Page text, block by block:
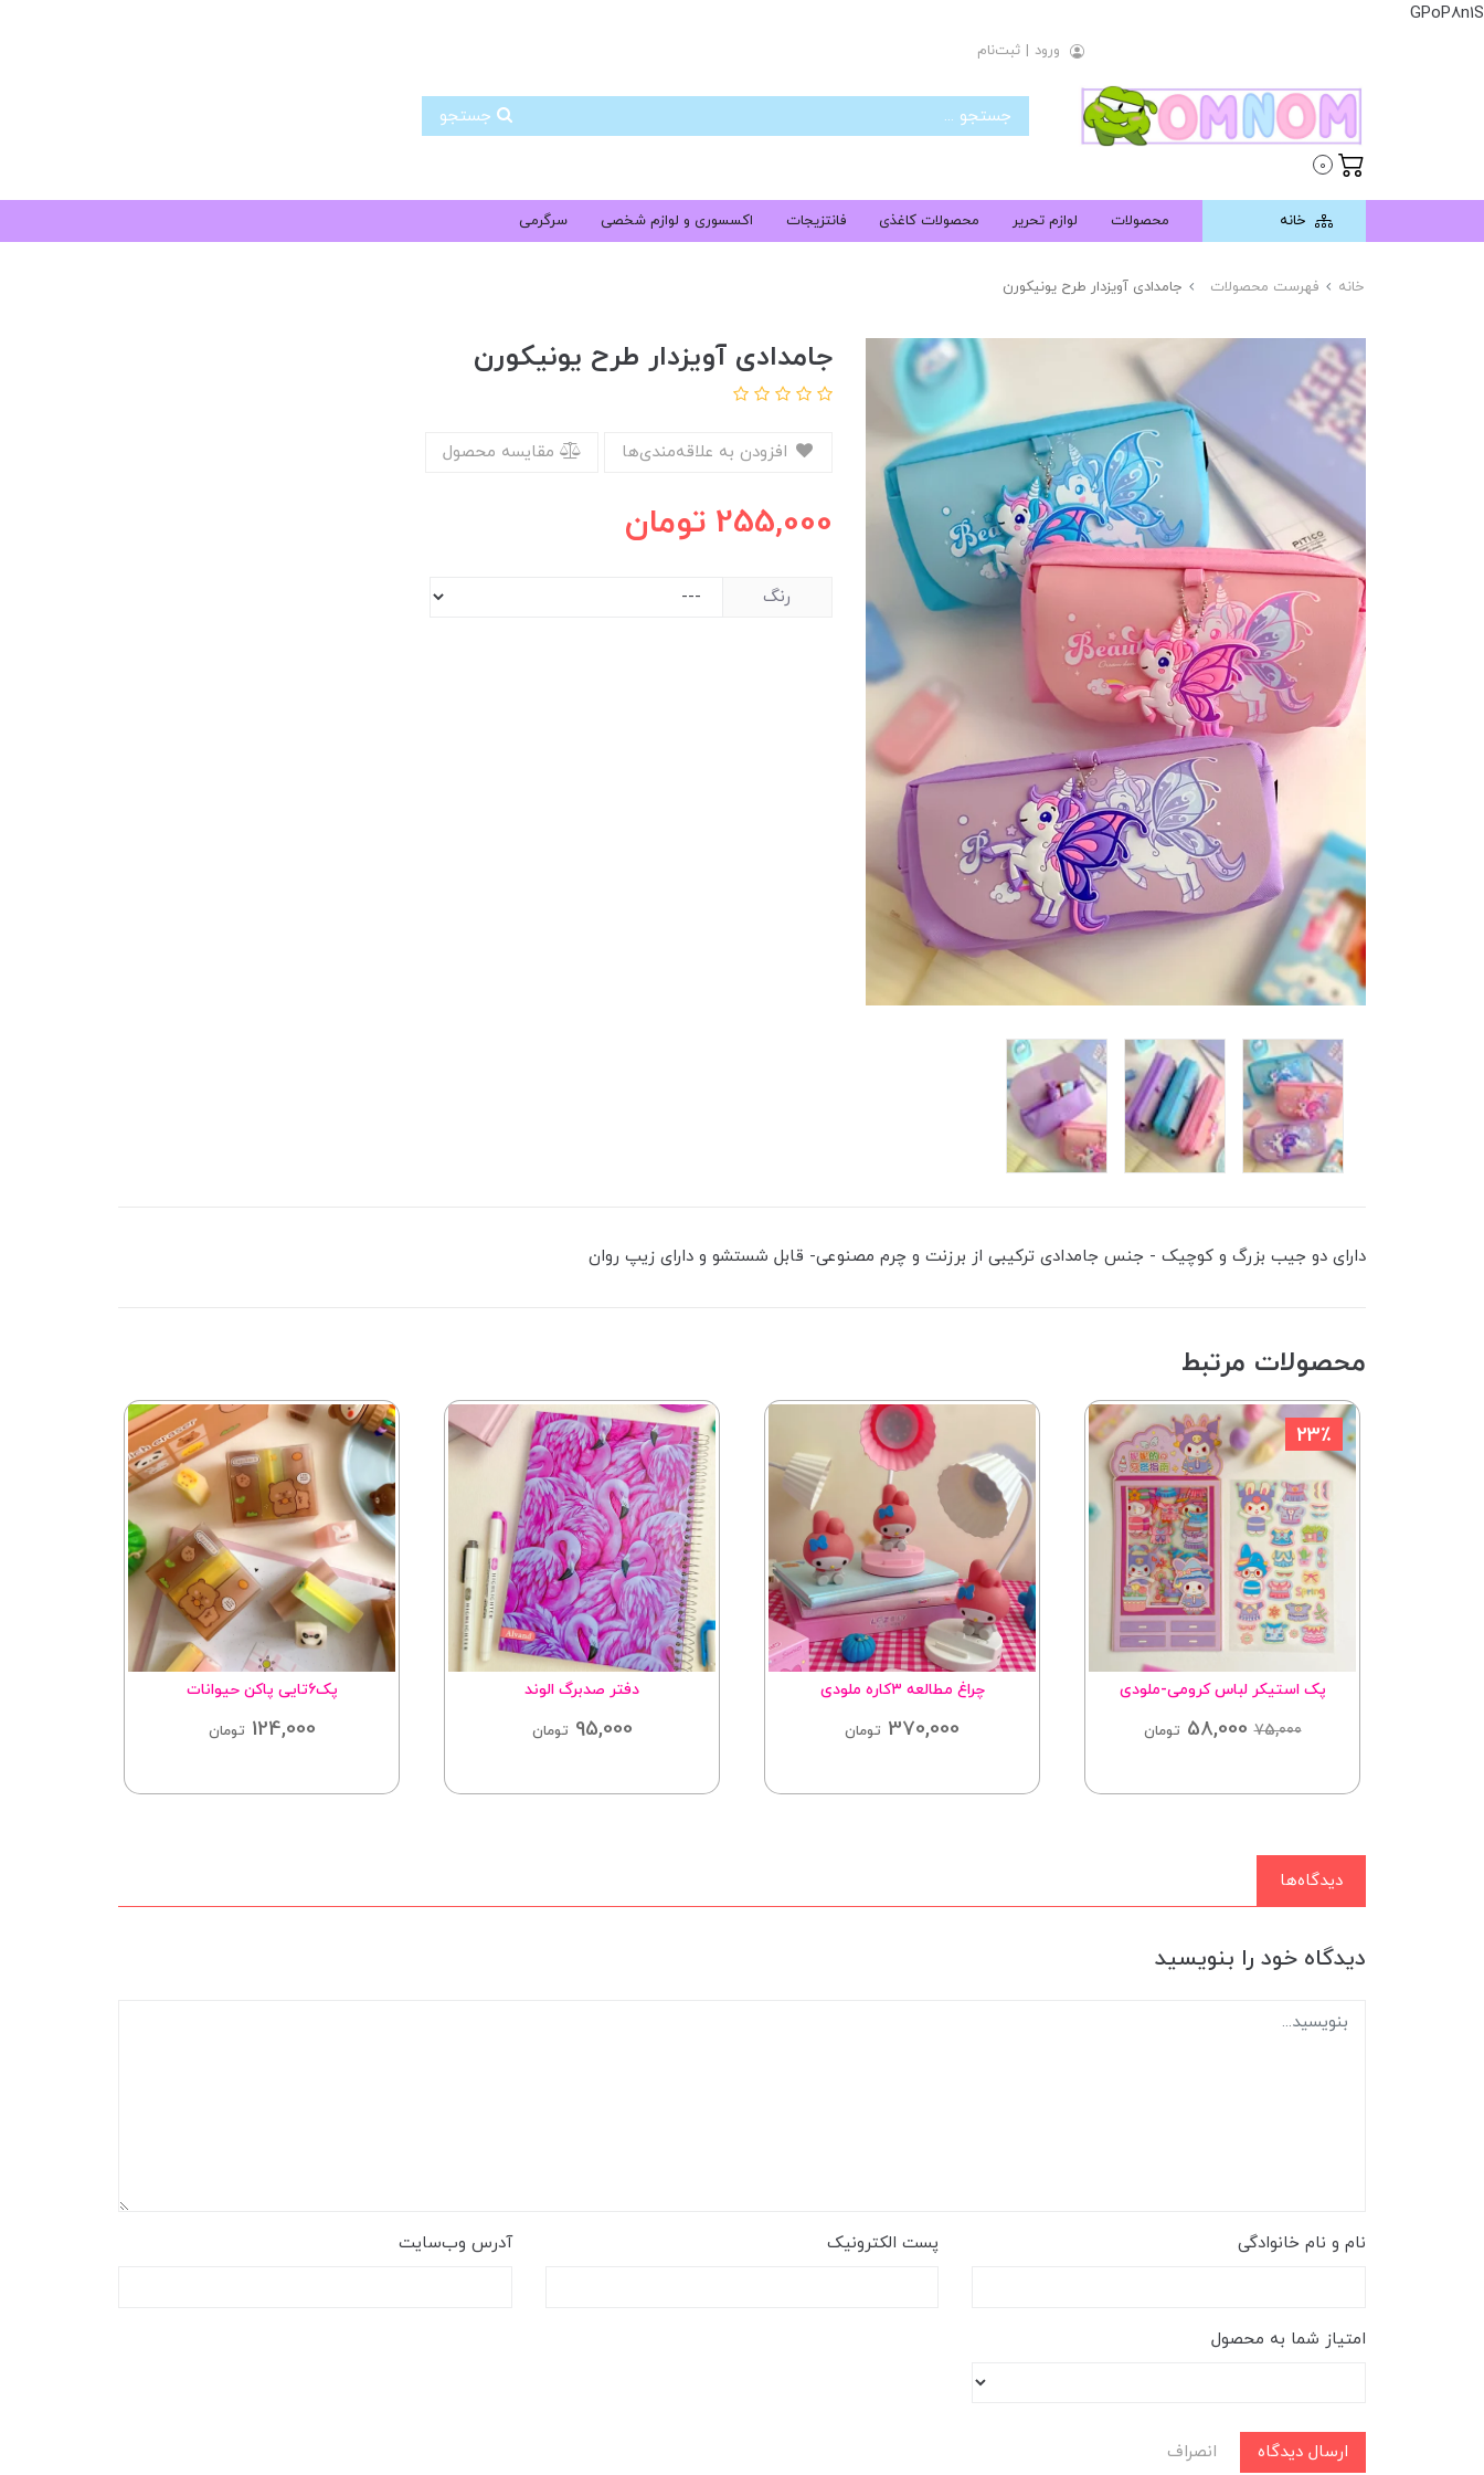
GPoP8n1S
ورود | ثبت‌نام
0
خانه محصولات لوازم تحریر محصولات کاغذی فانتزیجات اکسسوری و لوازم شخصی سرگرمی
خانه فهرست محصولات جامدادی آویزدار طرح یونیکورن
جامدادی آویزدار طرح یونیکورن
مقایسه محصول
255,000 تومان
رنگ
دارای دو جیب بزرگ و کوچیک - جنس جامدادی ترکیبی از برزنت و چرم مصنوعی- قابل شستشو و دارای زیپ روان
محصولات مرتبط
23٪
پک استیکر لباس کرومی-ملودی
75,000
58,000 تومان
چراغ مطالعه ۳کاره ملودی
370,000 تومان
دفتر صدبرگ الوند
95,000 تومان
پک۶تایی پاکن حیوانات
124,000 تومان
دیدگاه‌ها
دیدگاه خود را بنویسید
نام و نام خانوادگی پست الکترونیک آدرس وب‌سایت
امتیاز شما به محصول
ارسال دیدگاه انصراف